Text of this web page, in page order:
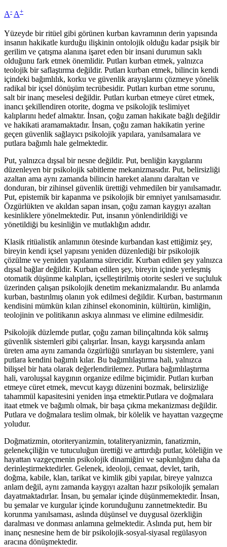
A- A+
Yüzeyde bir ritüel gibi görünen kurban kavramının derin yapısında
insanın hakikatle kurduğu ilişkinin ontolojik olduğu kadar psişik bir
gerilim ve çatışma alanına işaret eden bir insani durumun saklı
olduğunu fark etmek önemlidir. Putları kurban etmek, yalnızca
teolojik bir saflaştırma değildir. Putları kurban etmek, bilincin kendi
içindeki bağımlılık, korku ve güvenlik arayışlarını çözmeye yönelik
radikal bir içsel dönüşüm tecrübesidir. Putları kurban etme sorunu,
salt bir inanç meselesi değildir. Putları kurban etmeye cüret etmek,
inancı şekillendiren otorite, dogma ve psikolojik teslimiyet
kalıplarını hedef almaktır. İnsan, çoğu zaman hakikate bağlı değildir
ve hakikati aramamaktadır. İnsan, çoğu zaman hakikatin yerine
geçen güvenlik sağlayıcı psikolojik yapılara, yanılsamalara ve
putlara bağımlı hale gelmektedir.
Put, yalnızca dışsal bir nesne değildir. Put, benliğin kaygılarını
düzenleyen bir psikolojik sabitleme mekanizmasıdır. Put, belirsizliği
azaltan ama aynı zamanda bilincin hareket alanını daraltan ve
donduran, bir zihinsel güvenlik ürettiği vehmedilen bir yanılsamadır.
Put, epistemik bir kapanma ve psikolojik bir emniyet yanılsamasıdır.
Özgürlükten ve akıldan sapan insan, çoğu zaman kaygıyı azaltan
kesinliklere yönelmektedir. Put, insanın yönlendirildiği ve
yönetildiği bu kesinliğin ve mutlaklığın adıdır.
Klasik ritüalistik anlamının ötesinde kurbandan kast ettiğimiz şey,
bireyin kendi içsel yapısını yeniden düzenlediği bir psikolojik
çözülme ve yeniden yapılanma sürecidir. Kurban edilen şey yalnızca
dışsal bağlar değildir. Kurban edilen şey, bireyin içinde yerleşmiş
otomatik düşünme kalıpları, içselleştirilmiş otorite sesleri ve suçluluk
üzerinden çalışan psikolojik denetim mekanizmalarıdır. Bu anlamda
kurban, bastırılmış olanın yok edilmesi değildir. Kurban, bastırmanın
kendisini mümkün kılan zihinsel ekonominin, kültürün, kimliğin,
teolojinin ve politikanın askıya alınması ve elimine edilmesidir.
Psikolojik düzlemde putlar, çoğu zaman bilinçaltında kök salmış
güvenlik sistemleri gibi çalışırlar. İnsan, kaygı karşısında anlam
üreten ama aynı zamanda özgürlüğü sınırlayan bu sistemlere, yani
putlara kendini bağımlı kılar. Bu bağımlılaştırma hali, yalnızca
bilişsel bir hata olarak değerlendirilemez. Putlara bağımlılaştırma
hali, varoluşsal kaygının organize edilme biçimidir. Putları kurban
etmeye cüret etmek, mevcut kaygı düzenini bozmak, belirsizliğe
tahammül kapasitesini yeniden inşa etmektir.Putlara ve doğmalara
itaat etmek ve bağımlı olmak, bir başa çıkma mekanizması değildir.
Putlara ve doğmalara teslim olmak, bir kölelik ve hayattan vazgeçme
yoludur.
Doğmatizmin, otoriteryanizmin, totaliteryanizmin, fanatizmin,
gelenekçiliğin ve tutuculuğun ürettiği ve arttırdığı putlar, köleliğin ve
hayattan vazgeçmenin psikolojik dinamiğini ve sapkınlığını daha da
derinleştirmektedirler. Gelenek, ideoloji, cemaat, devlet, tarih,
doğma, kabile, klan, tarikat ve kimlik gibi yapılar, bireye yalnızca
anlam değil, aynı zamanda kaygıyı azaltan hazır psikolojik şemaları
dayatmaktadırlar. İnsan, bu şemalar içinde düşünmemektedir. İnsan,
bu şemalar ve kurgular içinde korunduğunu zannetmektedir. Bu
korunma yanılsaması, aslında düşünsel ve duygusal özerkliğin
daralması ve donması anlamına gelmektedir. Aslında put, hem bir
inanç nesnesine hem de bir psikolojik-sosyal-siyasal regülasyon
aracına dönüşmektedir.